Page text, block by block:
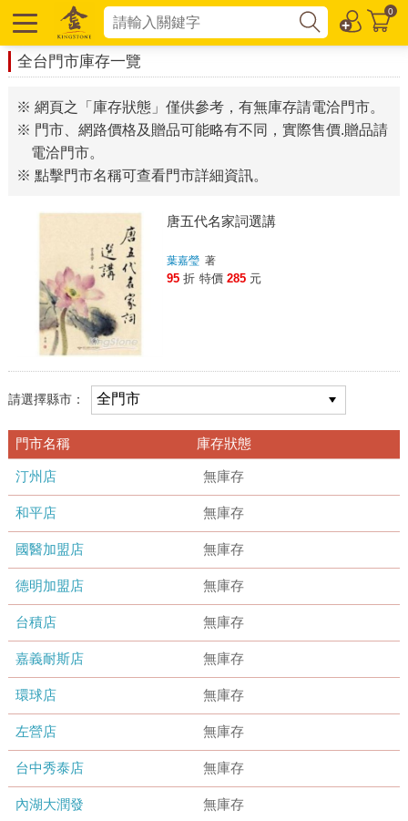
0
全台門市庫存一覽
※ 網頁之「庫存狀態」僅供參考，有無庫存請電洽門市。
※ 門市、網路價格及贈品可能略有不同，實際售價.贈品請
電洽門市。
※ 點擊門市名稱可查看門市詳細資訊。
唐五代名家詞選講
葉嘉瑩 著
95 折 特價 285 元
請選擇縣市：
門市名稱 庫存狀態
汀州店 無庫存
和平店 無庫存
國醫加盟店 無庫存
德明加盟店 無庫存
台積店 無庫存
嘉義耐斯店 無庫存
環球店 無庫存
左營店 無庫存
台中秀泰店 無庫存
內湖大潤發 無庫存